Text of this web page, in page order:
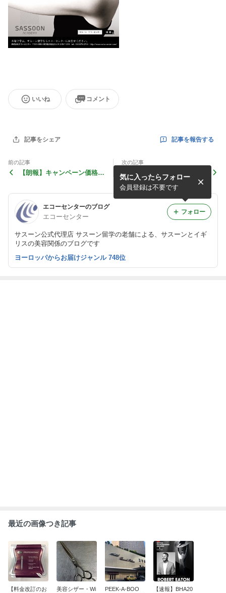
いいね コメント
記事をシェア 記事を報告する
前の記事
【朗報】キャンペーン価格！
次の記事
エリザベス女王のマニキュア
エコーセンターのブログ
エコーセンター
サスーン公式代理店 サスーン留学の老舗による、サスーンとイギ
リスの美容関係のブログです
気に入ったらフォロー
会員登録は不要です
フォロー
ヨーロッパからお届けジャンル 748位
最近の画像つき記事
【料金改訂のお
美容シザー・Wi
PEEK-A-BOO
【速報】BHA20